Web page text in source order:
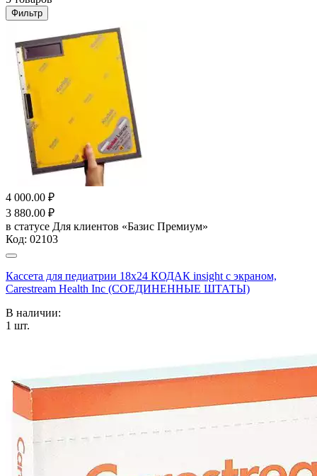
Фильтр
4 000.00 ₽
3 880.00 ₽
в статусе Для клиентов «Базис Премиум»
Код: 02103
Кассета для педиатрии 18х24 КОДАК insight с экраном,
Carestream Health Inc (СОЕДИНЕННЫЕ ШТАТЫ)
В наличии:
1 шт.